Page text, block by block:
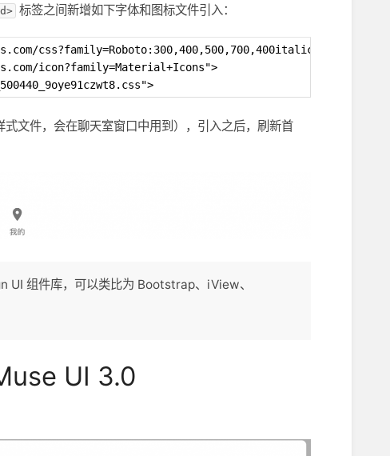
标签之间新增如下字体和图标文件引入：
css?family=Roboto:300,400,500,700,400italic">
icon?family=Material+Icons">
文件，会在聊天室窗口中用到），引入之后，刷新首
组件库，可以类比为 Bootstrap、iView、
UI 3.0